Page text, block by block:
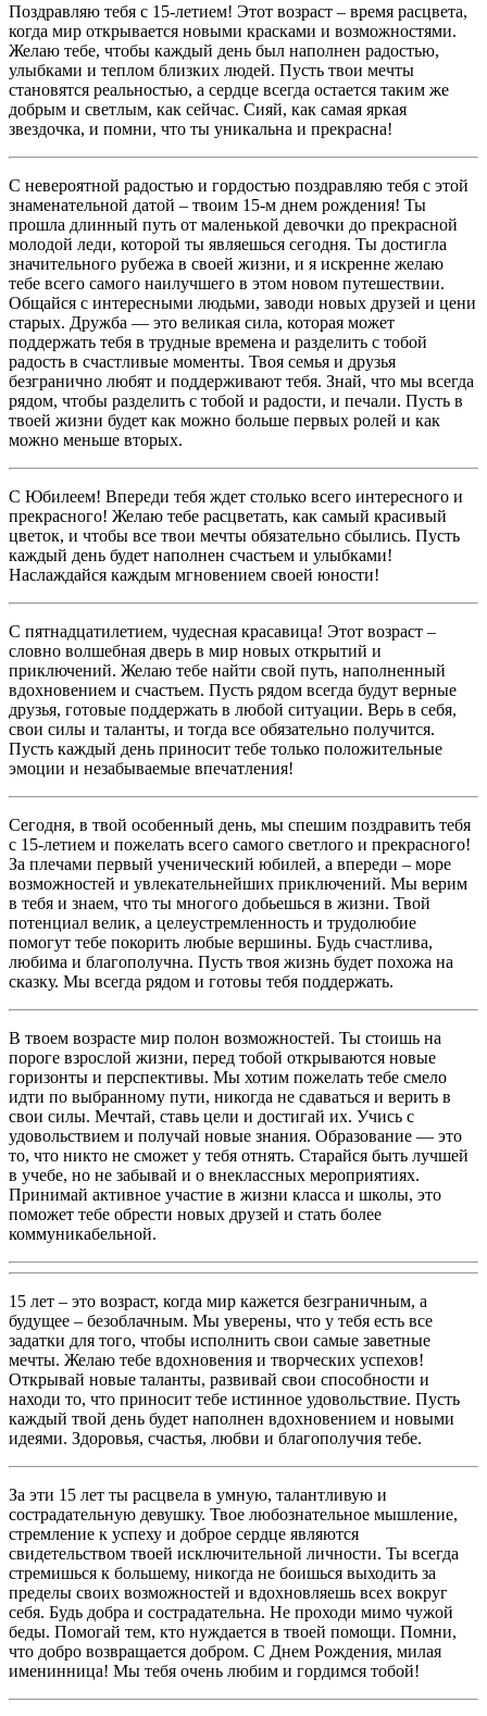
Поздравляю тебя с 15-летием! Этот возраст – время расцвета,
когда мир открывается новыми красками и возможностями.
Желаю тебе, чтобы каждый день был наполнен радостью,
улыбками и теплом близких людей. Пусть твои мечты
становятся реальностью, а сердце всегда остается таким же
добрым и светлым, как сейчас. Сияй, как самая яркая
звездочка, и помни, что ты уникальна и прекрасна!
С невероятной радостью и гордостью поздравляю тебя с этой
знаменательной датой – твоим 15-м днем рождения! Ты
прошла длинный путь от маленькой девочки до прекрасной
молодой леди, которой ты являешься сегодня. Ты достигла
значительного рубежа в своей жизни, и я искренне желаю
тебе всего самого наилучшего в этом новом путешествии.
Общайся с интересными людьми, заводи новых друзей и цени
старых. Дружба — это великая сила, которая может
поддержать тебя в трудные времена и разделить с тобой
радость в счастливые моменты. Твоя семья и друзья
безгранично любят и поддерживают тебя. Знай, что мы всегда
рядом, чтобы разделить с тобой и радости, и печали. Пусть в
твоей жизни будет как можно больше первых ролей и как
можно меньше вторых.
С Юбилеем! Впереди тебя ждет столько всего интересного и
прекрасного! Желаю тебе расцветать, как самый красивый
цветок, и чтобы все твои мечты обязательно сбылись. Пусть
каждый день будет наполнен счастьем и улыбками!
Наслаждайся каждым мгновением своей юности!
С пятнадцатилетием, чудесная красавица! Этот возраст –
словно волшебная дверь в мир новых открытий и
приключений. Желаю тебе найти свой путь, наполненный
вдохновением и счастьем. Пусть рядом всегда будут верные
друзья, готовые поддержать в любой ситуации. Верь в себя,
свои силы и таланты, и тогда все обязательно получится.
Пусть каждый день приносит тебе только положительные
эмоции и незабываемые впечатления!
Сегодня, в твой особенный день, мы спешим поздравить тебя
с 15-летием и пожелать всего самого светлого и прекрасного!
За плечами первый ученический юбилей, а впереди – море
возможностей и увлекательнейших приключений. Мы верим
в тебя и знаем, что ты многого добьешься в жизни. Твой
потенциал велик, а целеустремленность и трудолюбие
помогут тебе покорить любые вершины. Будь счастлива,
любима и благополучна. Пусть твоя жизнь будет похожа на
сказку. Мы всегда рядом и готовы тебя поддержать.
В твоем возрасте мир полон возможностей. Ты стоишь на
пороге взрослой жизни, перед тобой открываются новые
горизонты и перспективы. Мы хотим пожелать тебе смело
идти по выбранному пути, никогда не сдаваться и верить в
свои силы. Мечтай, ставь цели и достигай их. Учись с
удовольствием и получай новые знания. Образование — это
то, что никто не сможет у тебя отнять. Старайся быть лучшей
в учебе, но не забывай и о внеклассных мероприятиях.
Принимай активное участие в жизни класса и школы, это
поможет тебе обрести новых друзей и стать более
коммуникабельной.
15 лет – это возраст, когда мир кажется безграничным, а
будущее – безоблачным. Мы уверены, что у тебя есть все
задатки для того, чтобы исполнить свои самые заветные
мечты. Желаю тебе вдохновения и творческих успехов!
Открывай новые таланты, развивай свои способности и
находи то, что приносит тебе истинное удовольствие. Пусть
каждый твой день будет наполнен вдохновением и новыми
идеями. Здоровья, счастья, любви и благополучия тебе.
За эти 15 лет ты расцвела в умную, талантливую и
сострадательную девушку. Твое любознательное мышление,
стремление к успеху и доброе сердце являются
свидетельством твоей исключительной личности. Ты всегда
стремишься к большему, никогда не боишься выходить за
пределы своих возможностей и вдохновляешь всех вокруг
себя. Будь добра и сострадательна. Не проходи мимо чужой
беды. Помогай тем, кто нуждается в твоей помощи. Помни,
что добро возвращается добром. С Днем Рождения, милая
именинница! Мы тебя очень любим и гордимся тобой!